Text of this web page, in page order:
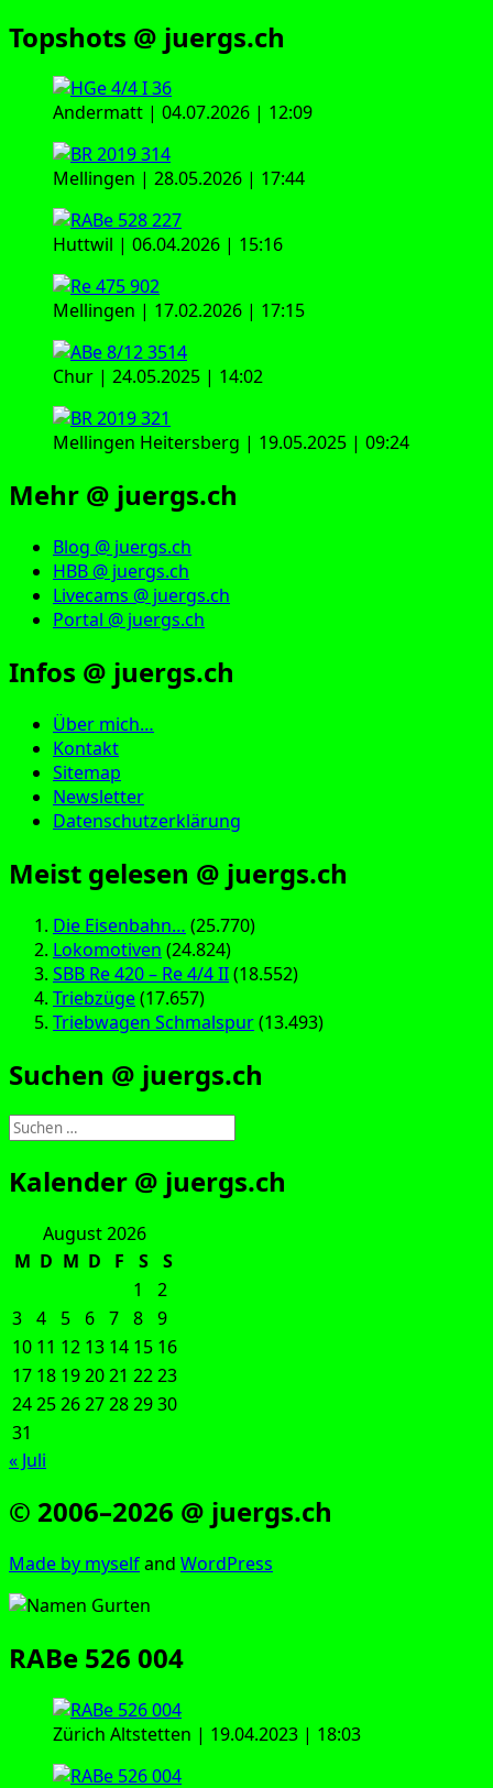
Topshots @ juergs.ch
Andermatt | 04.07.2026 | 12:09
Mellingen | 28.05.2026 | 17:44
Huttwil | 06.04.2026 | 15:16
Mellingen | 17.02.2026 | 17:15
Chur | 24.05.2025 | 14:02
Mellingen Heitersberg | 19.05.2025 | 09:24
Mehr @ juergs.ch
Blog @ juergs.ch
HBB @ juergs.ch
Livecams @ juergs.ch
Portal @ juergs.ch
Infos @ juergs.ch
Über mich…
Kontakt
Sitemap
Newsletter
Datenschutzerklärung
Meist gelesen @ juergs.ch
Die Eisenbahn… (25.770)
Lokomotiven (24.824)
SBB Re 420 – Re 4/4 II(18.552)
Triebzüge(17.657)
Triebwagen Schmalspur(13.493)
Suchen @ juergs.ch
Suchen
nach:
Kalender @ juergs.ch
August 2026
M D M D F S
S
1
2
3 4 5 6 7 8 9
10 11 12 13 14 15 16
17 18 192021 2223
24252627282930
31
« Juli
© 2006–2026 @ juergs.ch
Made by mys­elfand Word­Press
RABe 526 004
Zürich Alt­stet­ten | 19.04.2023 | 18:03